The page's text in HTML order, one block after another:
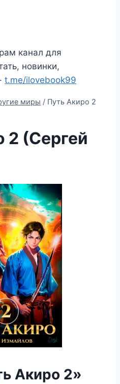
канал для
новинки,
t.me/ilovebook99
миры / Путь Акиро 2
2 (Сергей
Акиро 2»